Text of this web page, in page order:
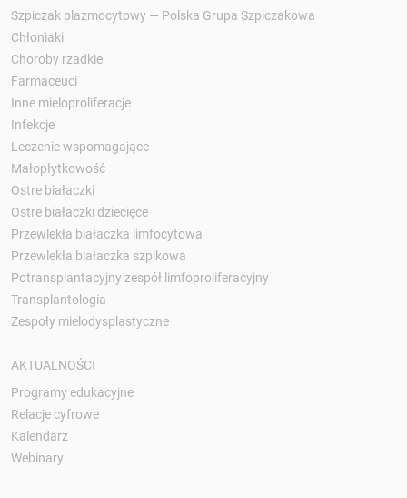
Szpiczak plazmocytowy — Polska Grupa Szpiczakowa
Chłoniaki
Choroby rzadkie
Farmaceuci
Inne mieloproliferacje
Infekcje
Leczenie wspomagające
Małopłytkowość
Ostre białaczki
Ostre białaczki dziecięce
Przewlekła białaczka limfocytowa
Przewlekła białaczka szpikowa
Potransplantacyjny zespół limfoproliferacyjny
Transplantologia
Zespoły mielodysplastyczne
AKTUALNOŚCI
Programy edukacyjne
Relacje cyfrowe
Kalendarz
Webinary